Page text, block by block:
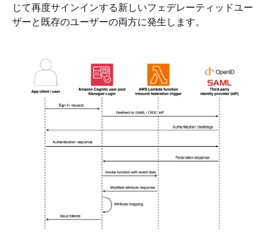
じて再度サインインする新しいフェデレーティッドユー
ザーと既存のユーザーの両方に発生します。